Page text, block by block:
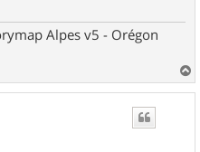
Alpes v5 - Orégon
a